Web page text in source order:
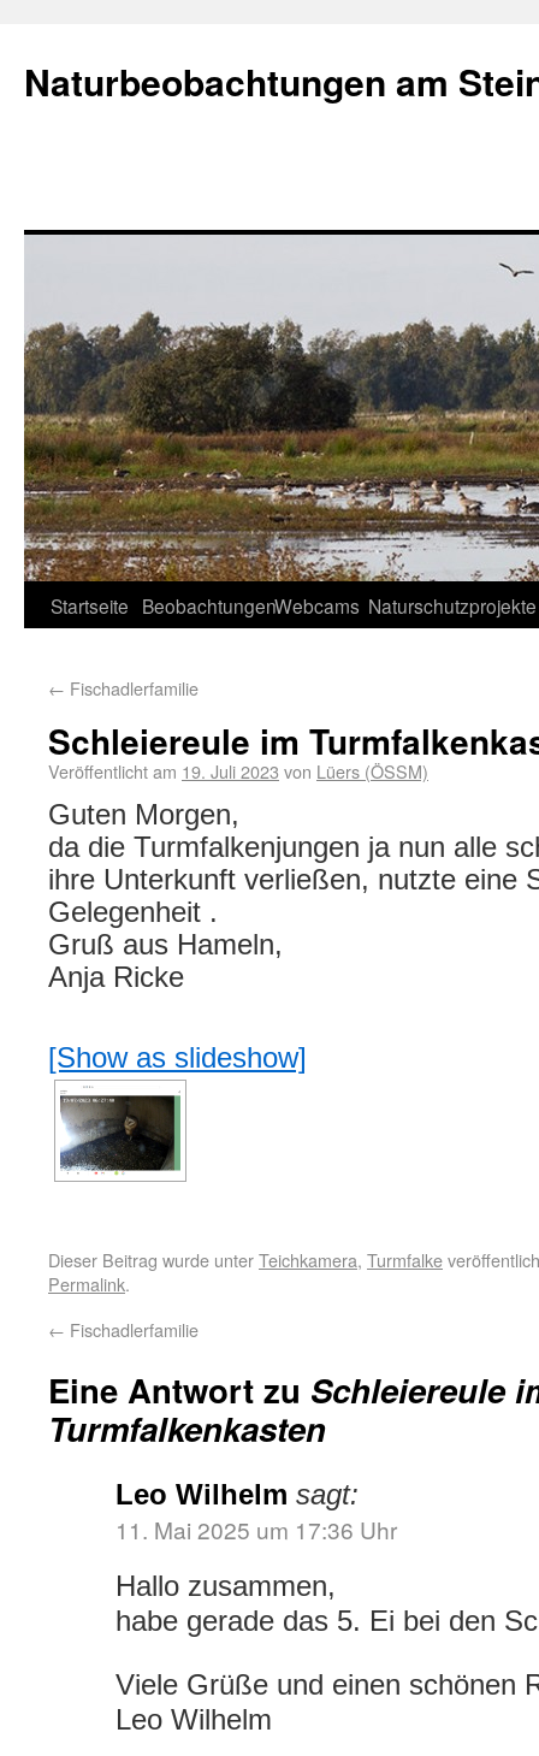
Naturbeobachtungen am
Startseite BeobachtungenWebcams Naturschutzprojekte
← Fischadlerfamilie
Schleiereule im
Veröffentlicht am 19. Juli 2023 von Lüers (ÖSSM)
Guten Morgen,
da die Turmfalkenjungen ja nun alle
ihre Unterkunft verließen, nutzte eine
Gelegenheit .
Gruß aus Hameln,
Anja Ricke
[Show as slideshow]
Dieser Beitrag wurde unterTeichkamera, Turmfalke
Permalink.
← Fischadlerfamilie
Eine Antwort zu Schleiereule
Turmfalkenkasten
Leo Wilhelm sagt:
11. Mai 2025 um 17:36 Uhr
Hallo zusammen,
habe gerade das 5. Ei bei den
Viele Grüße und einen schönen
Leo Wilhelm